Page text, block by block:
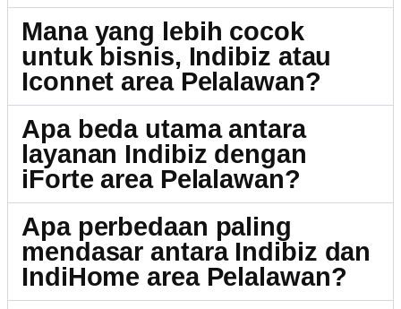
Mana yang lebih cocok
untuk bisnis, Indibiz atau
Iconnet area Pelalawan?
Apa beda utama antara
layanan Indibiz dengan
iForte area Pelalawan?
Apa perbedaan paling
mendasar antara Indibiz dan
IndiHome area Pelalawan?